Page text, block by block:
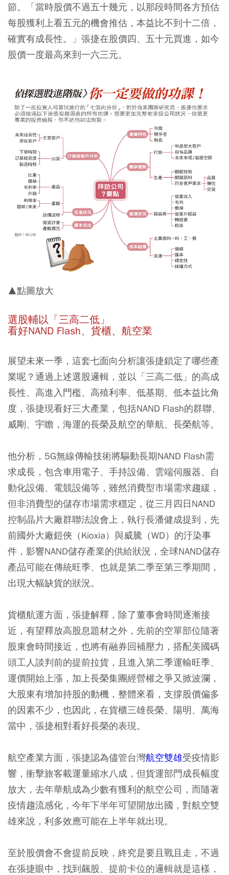
節。「當時股價不過五十幾元，以那段時間各方預估
每股獲利上看五元的機會推估，本益比不到十二倍，
確實有成長性。」張捷在股價四、五十元買進，如今
股價一度最高來到一六三元。
▲點圖放大
選股輔以「三高二低」
看好NAND Flash、貨櫃、航空業
展望未來一季，這套七面向分析讓張捷鎖定了哪些產
業呢？通過上述選股邏輯，並以「三高二低」的高成
長性、高進入門檻、高殖利率、低基期、低本益比角
度，張捷現看好三大產業，包括NAND Flash的群聯、
威剛、宇瞻，海運的長榮及航空的華航、長榮航等。
他分析，5G無線傳輸技術將驅動長期NAND Flash需
求成長，包含車用電子、手持設備、雲端伺服器、自
動化設備、電競設備等，雖然消費型市場需求趨緩，
但非消費型的儲存市場需求穩定，從三月四日NAND
控制晶片大廠群聯法說會上，執行長潘健成提到，先
前國外大廠鎧俠（Kioxia）與威騰（WD）的汙染事
件，影響NAND儲存產業的供給狀況，全球NAND儲存
產品可能在傳統旺季、也就是第二季至第三季期間，
出現大幅缺貨的狀況。
貨櫃航運方面，張捷解釋，除了董事會時間逐漸接
近，有望釋放高股息題材之外，先前的空單部位隨著
股東會時間接近，也將有融券回補壓力，搭配美國碼
頭工人談判前的提前拉貨，且進入第二季運輸旺季、
運價開始上漲，加上長榮集團經營權之爭又掀波瀾，
大股東有增加持股的動機，整體來看，支撐股價偏多
的因素不少，也因此，在貨櫃三雄長榮、陽明、萬海
當中，張捷相對看好長榮的表現。
航空產業方面，張捷認為儘管台灣航空雙雄受疫情影
響，衝擊旅客載運量縮水八成，但貨運部門成長幅度
放大，去年華航成為少數有獲利的航空公司，而隨著
疫情趨流感化，今年下半年可望開放出國，對航空雙
雄來說，利多效應可能在上半年就出現。
至於股價會不會提前反映，終究是要且戰且走，不過
在張捷眼中，找到飆股、提前卡位的邏輯就是這樣，